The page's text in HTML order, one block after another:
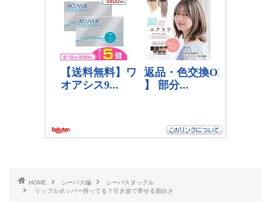
HOME シーバス編
シーバスタックル
リップルポッパー持ってる？引き波で寄せる面白さ